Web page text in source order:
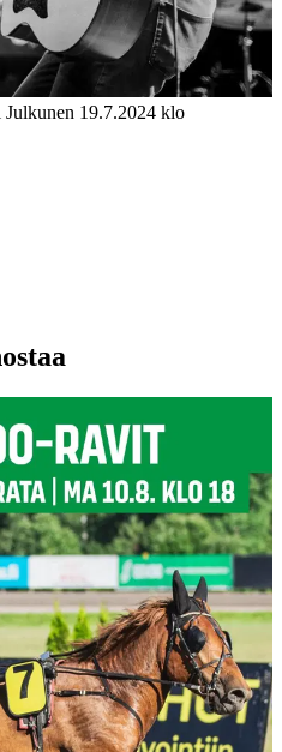
19.7.2024 klo